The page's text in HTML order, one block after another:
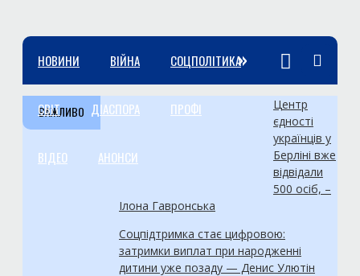
НОВИНИ ВІЙНА СОЦПОЛІТИКА
СВІТ ДІАСПОРА ПРОФІ
ВІДЕО АНОНСИ
»
ВАЖЛИВО
Центр
єдності
українців у
Берліні вже
відвідали
500 осіб, –
Ілона Гавронська
Соцпідтримка стає цифровою:
затримки виплат при народженні
дитини уже позаду — Денис Улютін